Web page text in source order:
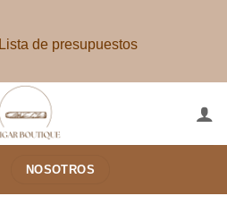
Lista de presupuestos
NOSOTROS